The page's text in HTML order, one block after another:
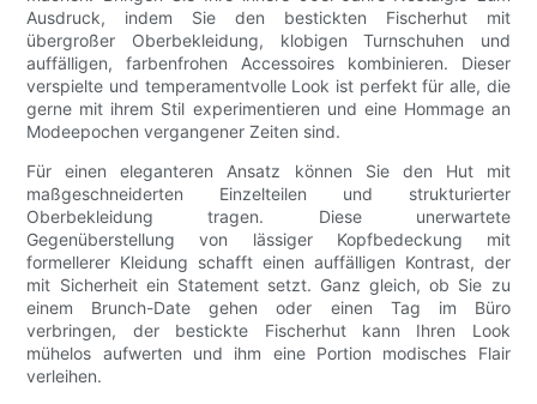
Ausdruck, indem Sie den bestickten Fischerhut mit
übergroßer Oberbekleidung, klobigen Turnschuhen und
auffälligen, farbenfrohen Accessoires kombinieren. Dieser
verspielte und temperamentvolle Look ist perfekt für alle, die
gerne mit ihrem Stil experimentieren und eine Hommage an
Modeepochen vergangener Zeiten sind.
Für einen eleganteren Ansatz können Sie den Hut mit
maßgeschneiderten Einzelteilen und strukturierter
Oberbekleidung tragen. Diese unerwartete
Gegenüberstellung von lässiger Kopfbedeckung mit
formellerer Kleidung schafft einen auffälligen Kontrast, der
mit Sicherheit ein Statement setzt. Ganz gleich, ob Sie zu
einem Brunch-Date gehen oder einen Tag im Büro
verbringen, der bestickte Fischerhut kann Ihren Look
mühelos aufwerten und ihm eine Portion modisches Flair
verleihen.